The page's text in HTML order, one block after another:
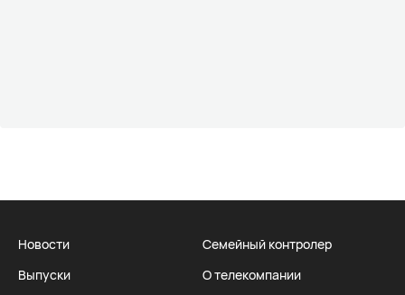
Новости
Выпуски
Семейный контролер
О телекомпании